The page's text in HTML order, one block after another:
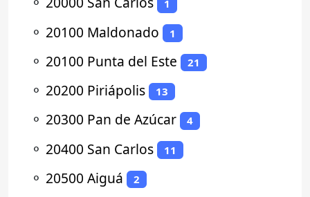
1
⚬ 20100 Maldonado 1
⚬ 20100 Punta del Este 21
⚬ 20200 Piriápolis 13
⚬ 20300 Pan de Azúcar 4
⚬ 20400 San Carlos 11
⚬ 20500 Aiguá 2